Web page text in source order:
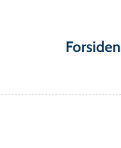
Forsiden